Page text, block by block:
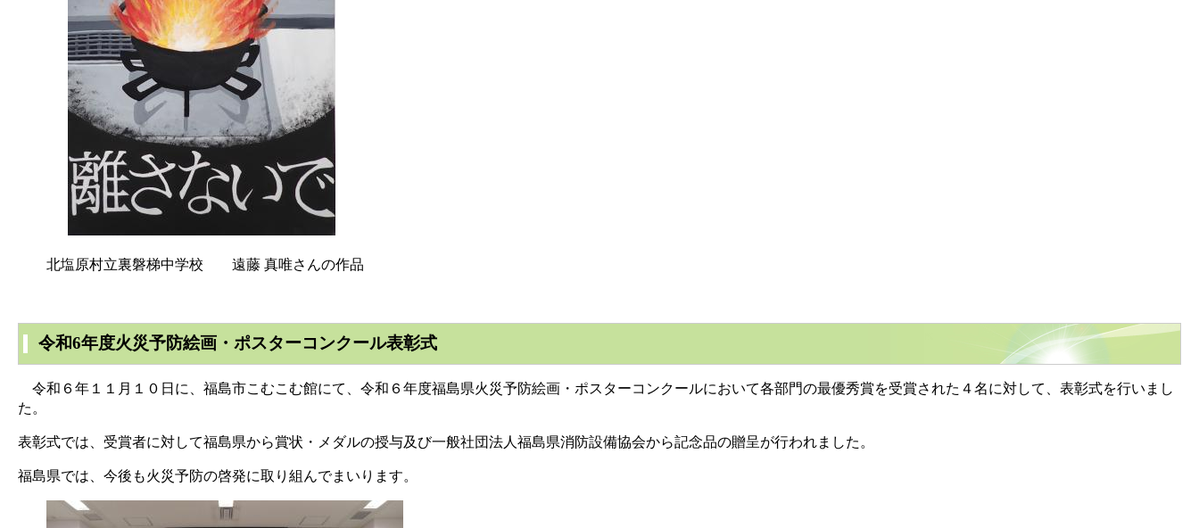
北塩原村立裏磐梯中学校 遠藤 真唯さんの作品
令和6年度火災予防絵画・ポスターコンクール表彰式
令和６年１１月１０日に、福島市こむこむ館にて、令和６年度福島県火災予防絵画・ポスターコンクールにおいて各部門の最優秀賞を受賞された４名に対して、表彰式を行いまし
た。
表彰式では、受賞者に対して福島県から賞状・メダルの授与及び一般社団法人福島県消防設備協会から記念品の贈呈が行われました。
福島県では、今後も火災予防の啓発に取り組んでまいります。 ​​​